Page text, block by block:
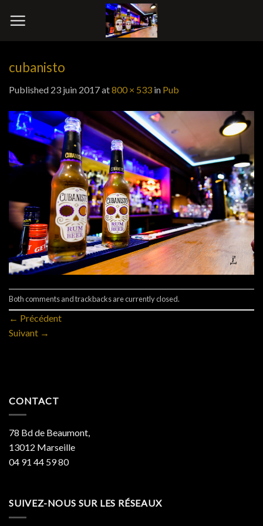
cubanisto
Published 23 juin 2017at800 × 533 in Pub
Both comments and trackbacks are currently closed.
← Précédent
Suivant →
CONTACT
78 Bd de Beaumont,
13012 Marseille
04 91 44 59 80
SUIVEZ-NOUS SUR LES RÉSEAUX